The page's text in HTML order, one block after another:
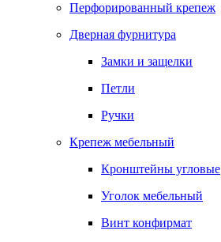
Перфорированный крепеж
Дверная фурнитура
Замки и защелки
Петли
Ручки
Крепеж мебельный
Кронштейны угловые
Уголок мебельный
Винт конфирмат